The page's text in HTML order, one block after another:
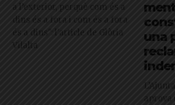
a l’exterior, perquè com és a
dins és a fora i com és a fora
és a dins": l'article de Glòria
Vilalta
una
aprova